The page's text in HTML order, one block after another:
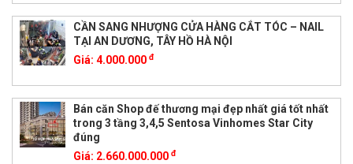
CẦN SANG NHƯỢNG CỬA HÀNG CẮT TÓC – NAIL
TẠI AN DƯƠNG, TÂY HỒ HÀ NỘI
Giá: 4.000.000 đ
Bán căn Shop đế thương mại đẹp nhất giá tốt nhất
trong 3 tầng 3,4,5 Sentosa Vinhomes Star City
đúng
Giá: 2.660.000.000 đ